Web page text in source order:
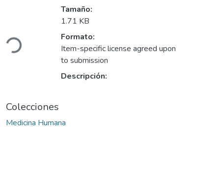
Cargando...
Tamaño:
1.71 KB
Formato:
Item-specific license agreed upon
to submission
Descripción:
Colecciones
Medicina Humana